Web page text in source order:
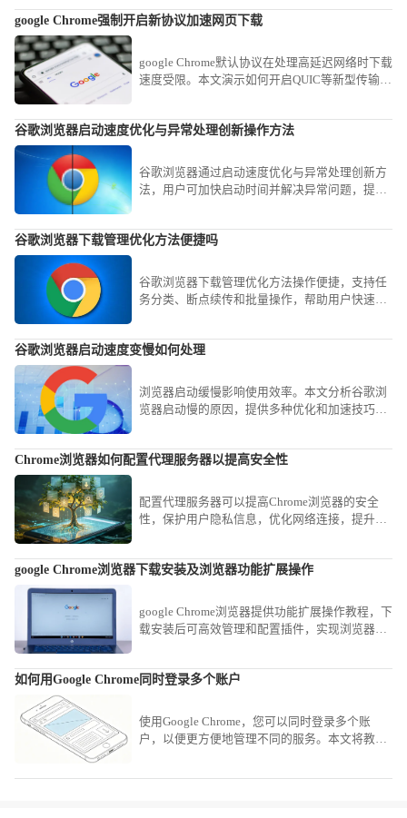
google Chrome强制开启新协议加速网页下载
google Chrome默认协议在处理高延迟网络时下载
速度受限。本文演示如何开启QUIC等新型传输协
率。
谷歌浏览器启动速度优化与异常处理创新操作方法
谷歌浏览器通过启动速度优化与异常处理创新方
法，用户可加快启动时间并解决异常问题，提升
谷歌浏览器下载管理优化方法便捷吗
谷歌浏览器下载管理优化方法操作便捷，支持任
务分类、断点续传和批量操作，帮助用户快速管
谷歌浏览器启动速度变慢如何处理
浏览器启动缓慢影响使用效率。本文分析谷歌浏
览器启动慢的原因，提供多种优化和加速技巧，
Chrome浏览器如何配置代理服务器以提高安全性
配置代理服务器可以提高Chrome浏览器的安全
性，保护用户隐私信息，优化网络连接，提升网
google Chrome浏览器下载安装及浏览器功能扩展操作
google Chrome浏览器提供功能扩展操作教程，下
载安装后可高效管理和配置插件，实现浏览器功
如何用Google Chrome同时登录多个账户
使用Google Chrome，您可以同时登录多个账
户，以便更方便地管理不同的服务。本文将教您